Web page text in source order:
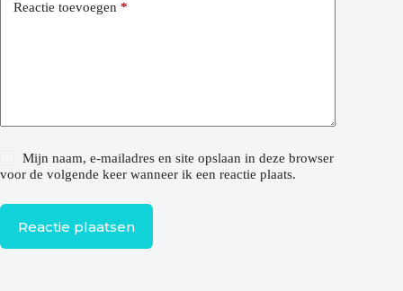
Reactie toevoegen *
Mijn naam, e-mailadres en site opslaan in deze browser
voor de volgende keer wanneer ik een reactie plaats.
Reactie plaatsen